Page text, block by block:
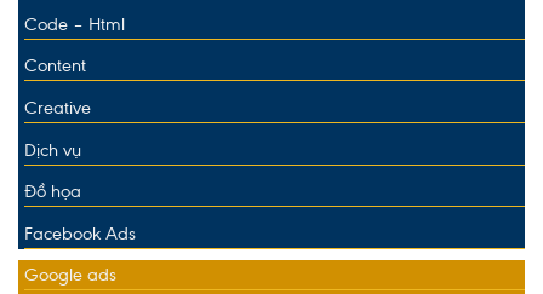
Code – Html
Content
Creative
Dịch vụ
Đồ họa
Facebook Ads
Google ads